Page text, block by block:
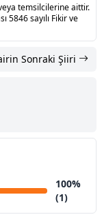
temsilcilerine aittir.
5846 sayılı Fikir ve
Sonraki Şiiri
100%
(1)